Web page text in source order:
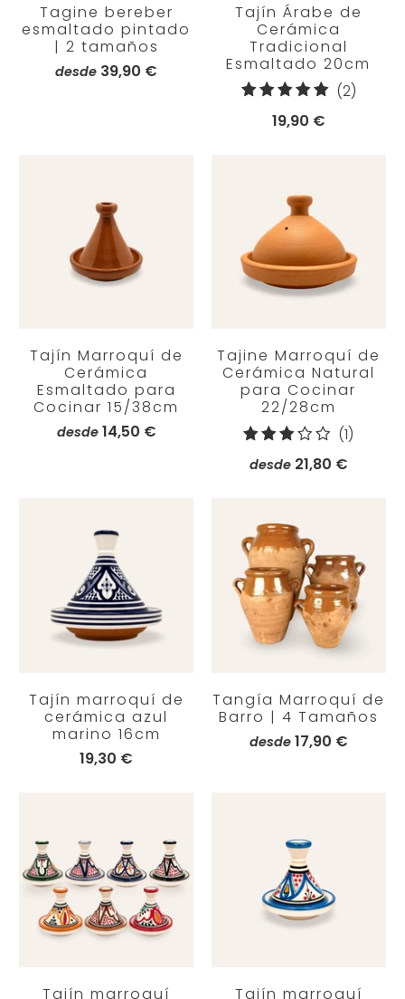
Tagine bereber
esmaltado pintado
| 2 tamaños
desde 39,90 €
Tajín Árabe de
Cerámica
Tradicional
Esmaltado 20cm
(2)2
19,90 €
Tajín Marroquí de
Cerámica
Esmaltado para
Cocinar 15/38cm
desde 14,50 €
Tajine Marroquí de
Cerámica Natural
para Cocinar
22/28cm
(1)
desde 21,80 €
Tajín marroquí de
cerámica azul
marino 16cm
19,30 €
Tangía Marroquí de
Barro | 4 Tamaños
desde 17,90 €
Tajín marroquí
Tajín marroquí